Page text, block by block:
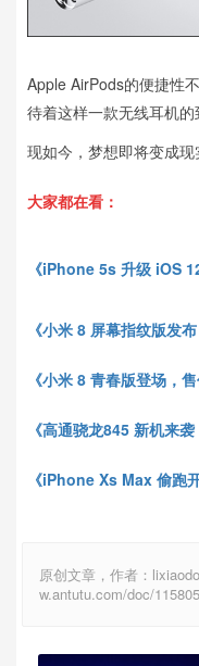
Apple AirPods的便捷性
待着这样一款无线耳机的
现如今，梦想即将变成
大家都在看：
《iPhone 5s 升级 iOS
《小米 8 屏幕指纹版发
《小米 8 青春版登场，
《高通骁龙845 新机来袭
《iPhone Xs Max 偷跑
原创文章，作者：
w.antutu.com/doc/